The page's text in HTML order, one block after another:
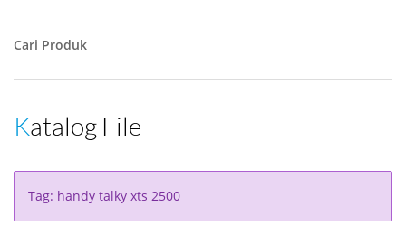
Cari Produk
Katalog File
Tag: handy talky xts 2500